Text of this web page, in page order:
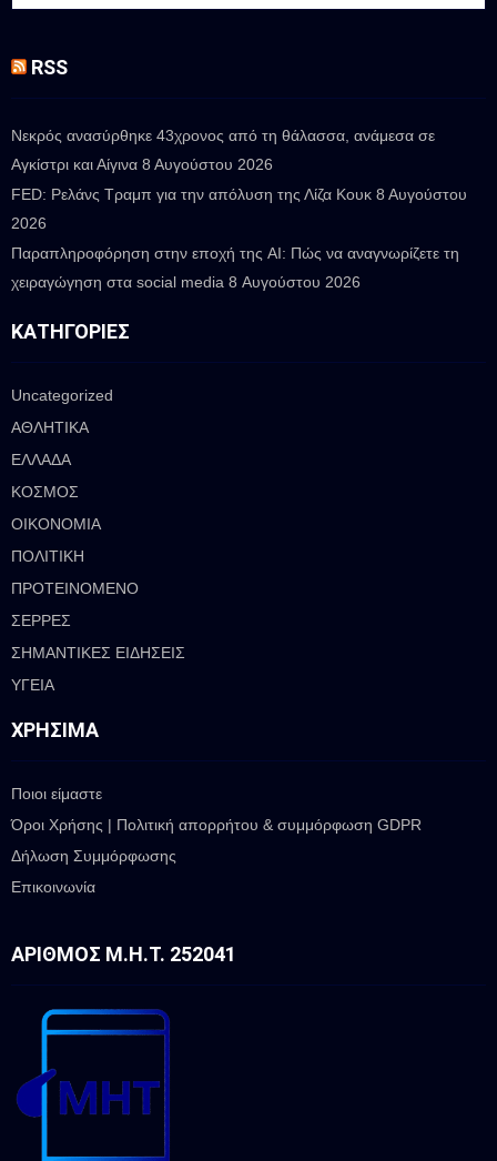
RSS
Νεκρός ανασύρθηκε 43χρονος από τη θάλασσα, ανάμεσα σε
Αγκίστρι και Αίγινα 8 Αυγούστου 2026
FED: Ρελάνς Τραμπ για την απόλυση της Λίζα Κουκ 8 Αυγούστου
2026
Παραπληροφόρηση στην εποχή της AI: Πώς να αναγνωρίζετε τη
χειραγώγηση στα social media 8 Αυγούστου 2026
ΚΑΤΗΓΟΡΊΕΣ
Uncategorized
ΑΘΛΗΤΙΚΑ
ΕΛΛΑΔΑ
ΚΟΣΜΟΣ
ΟΙΚΟΝΟΜΙΑ
ΠΟΛΙΤΙΚΗ
ΠΡΟΤΕΙΝΟΜΕΝΟ
ΣΕΡΡΕΣ
ΣΗΜΑΝΤΙΚΕΣ ΕΙΔΗΣΕΙΣ
ΥΓΕΙΑ
ΧΡΉΣΙΜΑ
Ποιοι είμαστε
Όροι Χρήσης | Πολιτική απορρήτου & συμμόρφωση GDPR
Δήλωση Συμμόρφωσης
Επικοινωνία
ΑΡΙΘΜΌΣ Μ.Η.Τ. 252041